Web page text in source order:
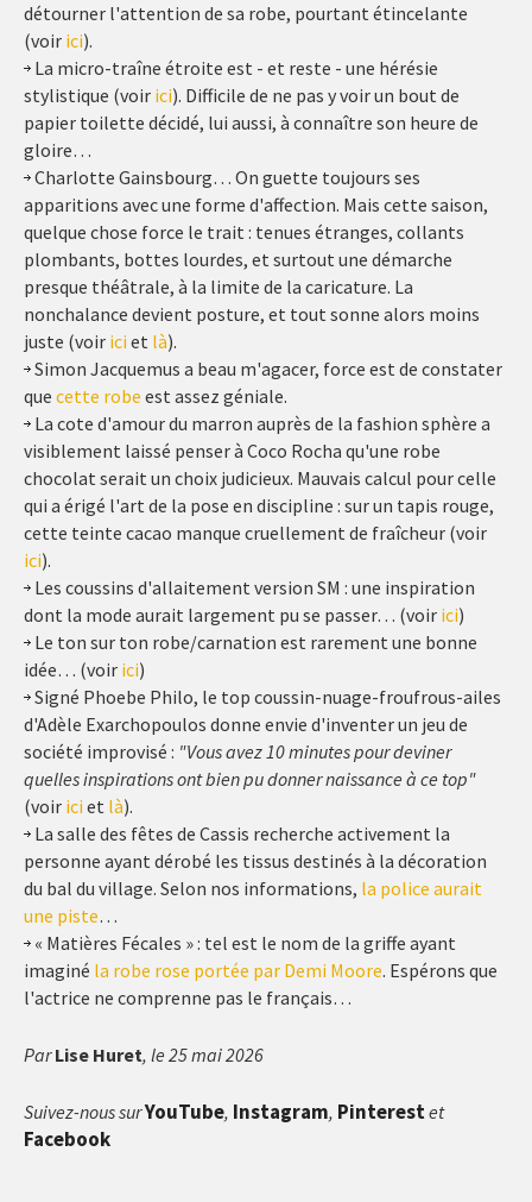
détourner l'attention de sa robe, pourtant étincelante
(voir ici).
La micro-traîne étroite est - et reste - une hérésie
stylistique (voir ici). Difficile de ne pas y voir un bout de
papier toilette décidé, lui aussi, à connaître son heure de
gloire…
Charlotte Gainsbourg… On guette toujours ses
apparitions avec une forme d'affection. Mais cette saison,
quelque chose force le trait : tenues étranges, collants
plombants, bottes lourdes, et surtout une démarche
presque théâtrale, à la limite de la caricature. La
nonchalance devient posture, et tout sonne alors moins
juste (voir ici et là).
Simon Jacquemus a beau m'agacer, force est de constater
que cette robe est assez géniale.
La cote d'amour du marron auprès de la fashion sphère a
visiblement laissé penser à Coco Rocha qu'une robe
chocolat serait un choix judicieux. Mauvais calcul pour celle
qui a érigé l'art de la pose en discipline : sur un tapis rouge,
cette teinte cacao manque cruellement de fraîcheur (voir
ici).
Les coussins d'allaitement version SM : une inspiration
dont la mode aurait largement pu se passer… (voir ici)
Le ton sur ton robe/carnation est rarement une bonne
idée… (voir ici)
Signé Phoebe Philo, le top coussin-nuage-froufrous-ailes
d'Adèle Exarchopoulos donne envie d'inventer un jeu de
société improvisé : "Vous avez 10 minutes pour deviner
quelles inspirations ont bien pu donner naissance à ce top"
(voir ici et là).
La salle des fêtes de Cassis recherche activement la
personne ayant dérobé les tissus destinés à la décoration
du bal du village. Selon nos informations, la police aurait
une piste…
« Matières Fécales » : tel est le nom de la griffe ayant
imaginé la robe rose portée par Demi Moore. Espérons que
l'actrice ne comprenne pas le français…
ParLise Huret, le 25 mai 2026
Suivez-nous surYouTube, Instagram, Pinterestet
Facebook